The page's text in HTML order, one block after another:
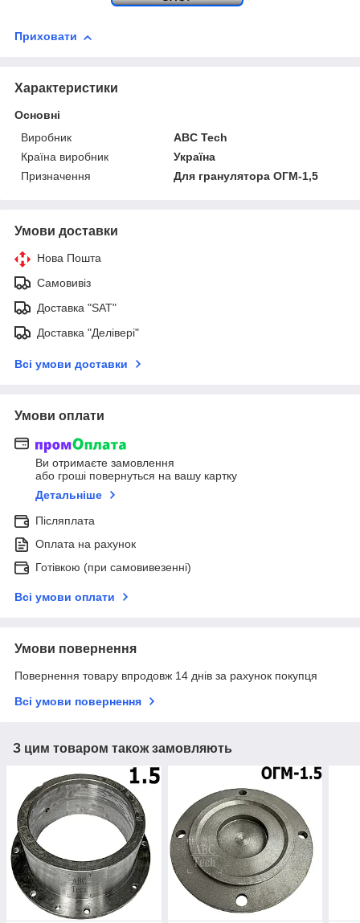
Приховати
Характеристики
Основні
Виробник
ABC Tech
Країна виробник
Україна
Призначення
Для гранулятора ОГМ-1,5
Умови доставки
Нова Пошта
Самовивіз
Доставка "SAT"
Доставка "Делівері"
Всі умови доставки
Умови оплати
Ви отримаєте замовлення
або гроші повернуться на вашу картку
Детальніше
Післяплата
Оплата на рахунок
Готівкою (при самовивезенні)
Всі умови оплати
Умови повернення
Повернення товару впродовж 14 днів за рахунок покупця
Всі умови повернення
З цим товаром також замовляють